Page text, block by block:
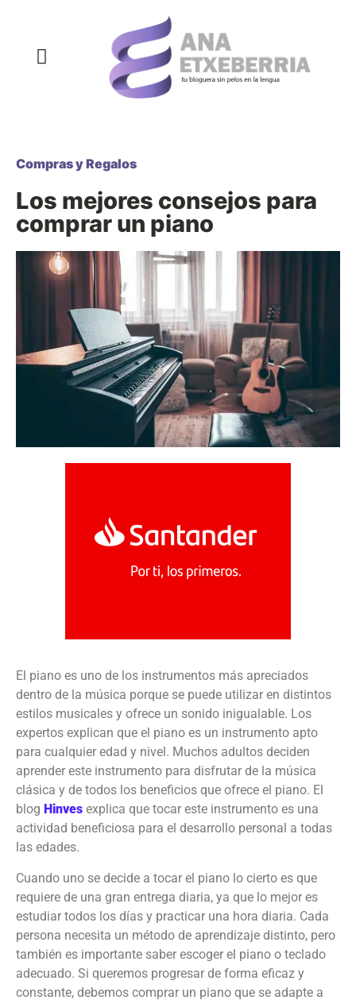
Compras y Regalos
Los mejores consejos para
comprar un piano
El piano es uno de los instrumentos más apreciados
dentro de la música porque se puede utilizar en distintos
estilos musicales y ofrece un sonido inigualable. Los
expertos explican que el piano es un instrumento apto
para cualquier edad y nivel. Muchos adultos deciden
aprender este instrumento para disfrutar de la música
clásica y de todos los beneficios que ofrece el piano. El
blog Hinves explica que tocar este instrumento es una
actividad beneficiosa para el desarrollo personal a todas
las edades.
Cuando uno se decide a tocar el piano lo cierto es que
requiere de una gran entrega diaria, ya que lo mejor es
estudiar todos los días y practicar una hora diaria. Cada
persona necesita un método de aprendizaje distinto, pero
también es importante saber escoger el piano o teclado
adecuado. Si queremos progresar de forma eficaz y
constante, debemos comprar un piano que se adapte a